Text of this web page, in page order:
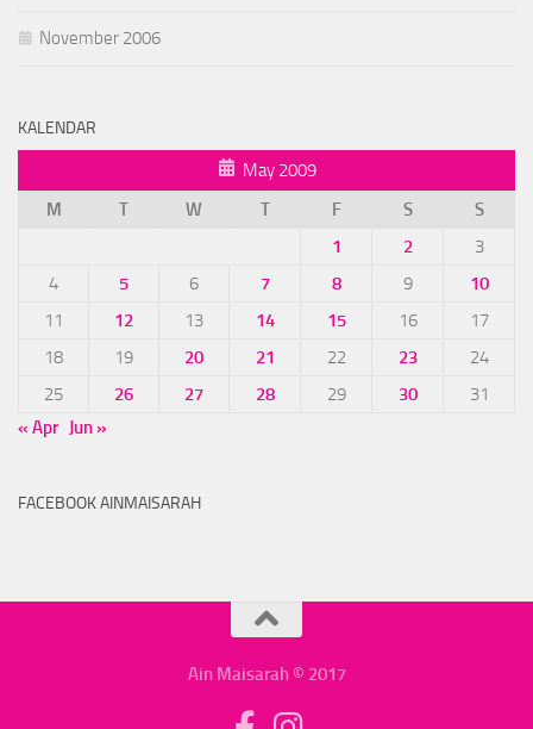
November 2006
KALENDAR
May 2009
M
T W T F S
S
1
2
3
4
5 6 7 8 9
10
11
12 13 14 15 16
17
18
19 20 21 22 23
24
25
26 27 28 29 30
31
« Apr Jun »
FACEBOOK AINMAISARAH
Ain Maisarah © 2017